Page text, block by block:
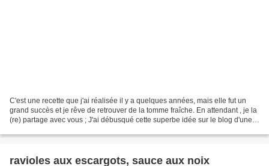
C'est une recette que j'ai réalisée il y a quelques années, mais elle fut un
grand succès et je rêve de retrouver de la tomme fraîche. En attendant , je la
(re) partage avec vous ; J'ai débusqué cette superbe idée sur le blog d'une
ravioles aux escargots, sauce aux noix